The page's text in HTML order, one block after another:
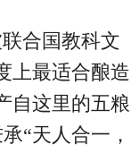
合国教科文
上最适合酿造
自这里的五粮
“天人合一，